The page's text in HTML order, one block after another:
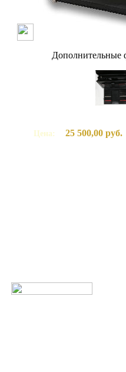
Дополнительные
Цена: 25 500,00 руб.